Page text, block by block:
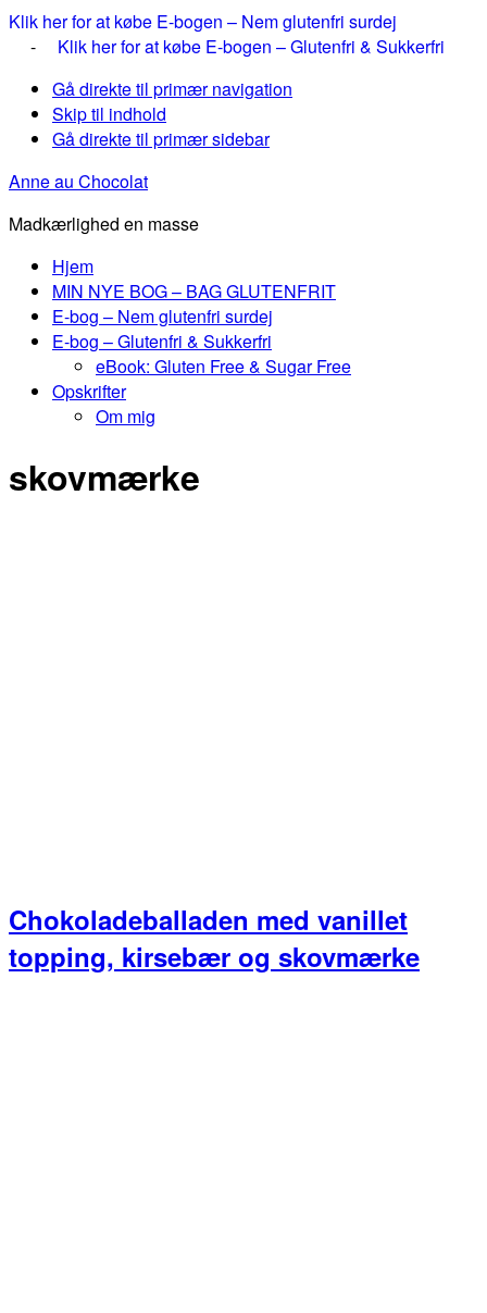
Klik her for at købe E-bogen – Nem glutenfri surdej
- Klik her for at købe E-bogen – Glutenfri & Sukkerfri
Gå direkte til primær navigation
Skip til indhold
Gå direkte til primær sidebar
Anne au Chocolat
Madkærlighed en masse
Hjem
MIN NYE BOG – BAG GLUTENFRIT
E-bog – Nem glutenfri surdej
E-bog – Glutenfri & Sukkerfri
eBook: Gluten Free & Sugar Free
Opskrifter
Om mig
skovmærke
Chokoladeballaden med vanillet
topping, kirsebær og skovmærke